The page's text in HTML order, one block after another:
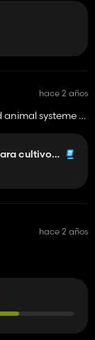
hace 2 años
systeme et
ou pas
No Creek Farms está listo para cultivos en hileras
hace 2 años